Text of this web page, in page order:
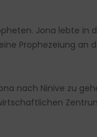
Jona lebte
Prophezeiung
nach Ninive zu